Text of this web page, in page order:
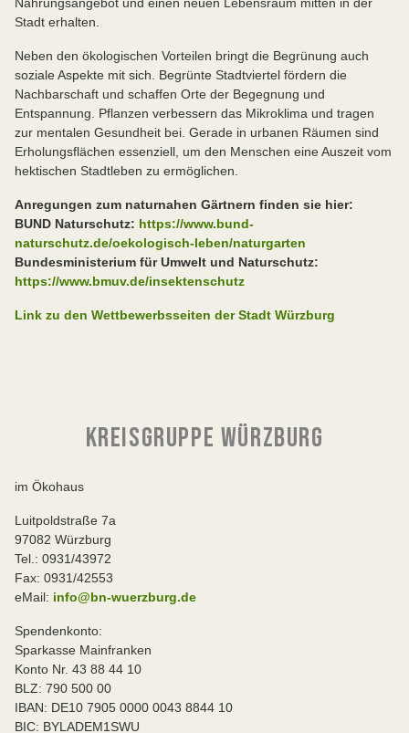
Nahrungsangebot und einen neuen Lebensraum mitten in der
Stadt erhalten.
Neben den ökologischen Vorteilen bringt die Begrünung auch
soziale Aspekte mit sich. Begrünte Stadtviertel fördern die
Nachbarschaft und schaffen Orte der Begegnung und
Entspannung. Pflanzen verbessern das Mikroklima und tragen
zur mentalen Gesundheit bei. Gerade in urbanen Räumen sind
Erholungsflächen essenziell, um den Menschen eine Auszeit vom
hektischen Stadtleben zu ermöglichen.
Anregungen zum naturnahen Gärtnern finden sie hier:
BUND Naturschutz: https://www.bund-
naturschutz.de/oekologisch-leben/naturgarten
Bundesministerium für Umwelt und Naturschutz:
https://www.bmuv.de/insektenschutz
Link zu den Wettbewerbsseiten der Stadt Würzburg
KREISGRUPPE WÜRZBURG
im Ökohaus
Luitpoldstraße 7a
97082 Würzburg
Tel.: 0931/43972
Fax: 0931/42553
eMail: info@bn-wuerzburg.de
Spendenkonto:
Sparkasse Mainfranken
Konto Nr. 43 88 44 10
BLZ: 790 500 00
IBAN: DE10 7905 0000 0043 8844 10
BIC: BYLADEM1SWU